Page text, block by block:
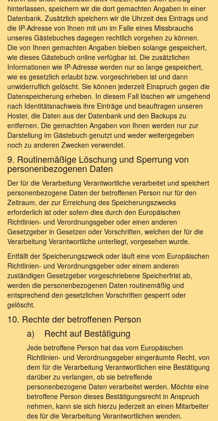
hinterlassen, speichern wir die dort gemachten Angaben in einer
Datenbank. Zusätzlich speichern wir die Uhrzeit des Eintrags und
die IP-Adresse von Ihnen mit um im Falle eines Missbrauchs
unseres Gästebuches dagegen rechtlich vorgehen zu können.
Die von Ihnen gemachten Angaben bleiben solange gespeichert,
wie dieses Gästebuch online verfügbar ist. Die zusätzlichen
Informationen wie IP-Adresse werden nur so lange gespeichert,
wie es gesetzlich erlaubt bzw. vorgeschrieben ist und dann
unwiderruflich gelöscht. Sie können jederzeit Einspruch gegen die
Datenspeicherung erheben. In diesem Fall löschen wir umgehend
nach Identitätsnachweis ihre Einträge und beauftragen unseren
Hoster, die Daten aus der Datenbank und den Backups zu
entfernen. Die gemachten Angaben von Ihnen werden nur zur
Darstellung im Gästebuch genutzt und weder weitergegeben
noch zu anderen Zwecken verwendet.
9. Routinemäßige Löschung und Sperrung von
personenbezogenen Daten
Der für die Verarbeitung Verantwortliche verarbeitet und speichert
personenbezogene Daten der betroffenen Person nur für den
Zeitraum, der zur Erreichung des Speicherungszwecks
erforderlich ist oder sofern dies durch den Europäischen
Richtlinien- und Verordnungsgeber oder einen anderen
Gesetzgeber in Gesetzen oder Vorschriften, welchen der für die
Verarbeitung Verantwortliche unterliegt, vorgesehen wurde.
Entfällt der Speicherungszweck oder läuft eine vom Europäischen
Richtlinien- und Verordnungsgeber oder einem anderen
zuständigen Gesetzgeber vorgeschriebene Speicherfrist ab,
werden die personenbezogenen Daten routinemäßig und
entsprechend den gesetzlichen Vorschriften gesperrt oder
gelöscht.
10. Rechte der betroffenen Person
a) Recht auf Bestätigung
Jede betroffene Person hat das vom Europäischen
Richtlinien- und Verordnungsgeber eingeräumte Recht, von
dem für die Verarbeitung Verantwortlichen eine Bestätigung
darüber zu verlangen, ob sie betreffende
personenbezogene Daten verarbeitet werden. Möchte eine
betroffene Person dieses Bestätigungsrecht in Anspruch
nehmen, kann sie sich hierzu jederzeit an einen Mitarbeiter
des für die Verarbeitung Verantwortlichen wenden.